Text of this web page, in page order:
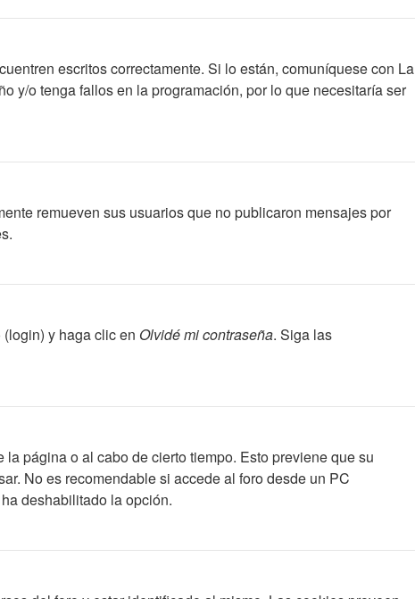
escritos correctamente. Si lo están, comuníquese con La
y/o tenga fallos en la programación, por lo que necesitaría ser
remueven sus usuarios que no publicaron mensajes por
y haga clic en Olvidé mi contraseña. Siga las
página o al cabo de cierto tiempo. Esto previene que su
No es recomendable si accede al foro desde un PC
deshabilitado la opción.